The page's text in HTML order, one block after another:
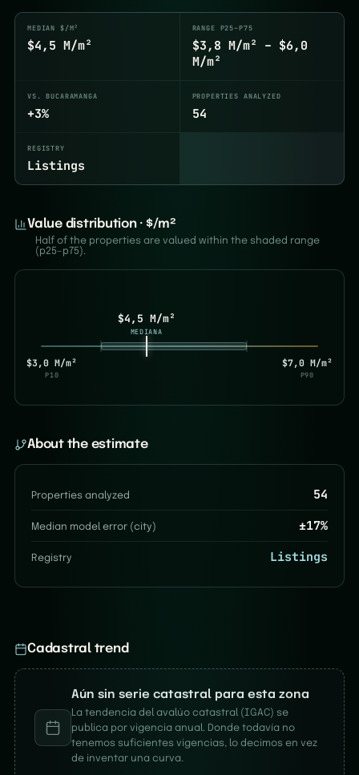
MEDIAN $/M²
$4,5 M/m²
RANGE P25–P75
$3,8 M/m² – $6,0
M/m²
VS. BUCARAMANGA
+3%
PROPERTIES ANALYZED
54
REGISTRY
Listings
Value distribution · $/m²
Half of the properties are valued within the shaded range
(p25–p75).
$3,0 M/m²
P10
$4,5 M/m²
MEDIANA
$7,0 M/m²
P90
About the estimate
Properties analyzed 54
Median model error (city) ±17%
Registry Listings
Cadastral trend
Aún sin serie catastral para esta zona
La tendencia del avalúo catastral (IGAC) se
publica por vigencia anual. Donde todavía no
tenemos suficientes vigencias, lo decimos en vez
de inventar una curva.